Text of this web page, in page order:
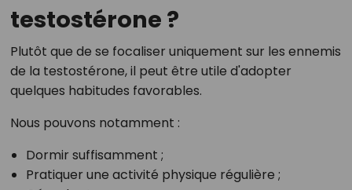
testostérone ?
Plutôt que de se focaliser uniquement sur les ennemis
de la testostérone, il peut être utile d'adopter
quelques habitudes favorables.
Nous pouvons notamment :
Dormir suffisamment ;
Pratiquer une activité physique régulière ;